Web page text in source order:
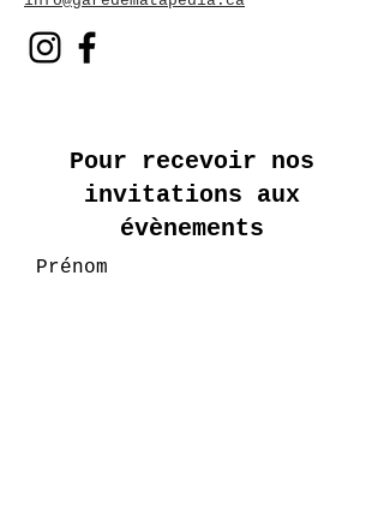
Pour recevoir nos
invitations aux
évènements
Prénom